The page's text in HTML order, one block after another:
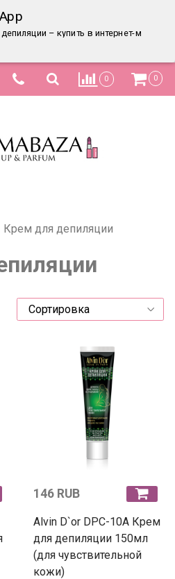
– купить в интернет-
0 0
Крем для депиляции
146 RUB
Alvin D`or DPC-10A Крем
для депиляции 150мл
(для чувствительной
кожи)